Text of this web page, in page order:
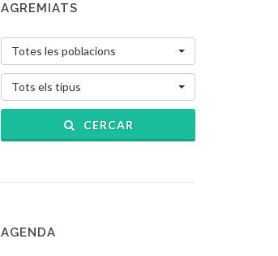
AGREMIATS
Totes les poblacions
Tots els tipus
CERCAR
AGENDA